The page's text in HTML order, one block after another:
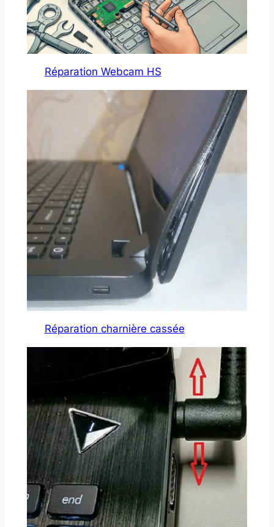
Réparation Webcam HS
Réparation charnière cassée